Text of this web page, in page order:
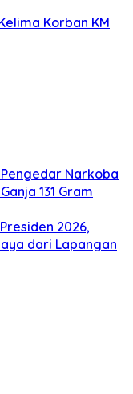
Korban KM
Narkoba
131 Gram
2026,
dari Lapangan